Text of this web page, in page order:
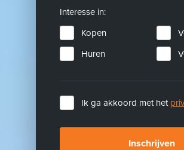
Interesse in:
Kopen
Huren
Ik ga akkoord met het
Inschrijven